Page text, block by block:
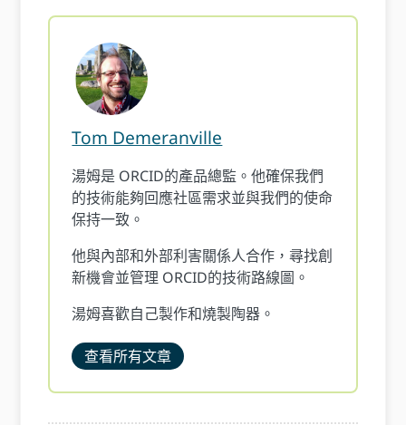
Tom Demeranville
湯姆是 ORCID的產品總監。他確保我們
的技術能夠回應社區需求並與我們的使命
保持一致。
他與內部和外部利害關係人合作，尋找創
新機會並管理 ORCID的技術路線圖。
湯姆喜歡自己製作和燒製陶器。
查看所有文章